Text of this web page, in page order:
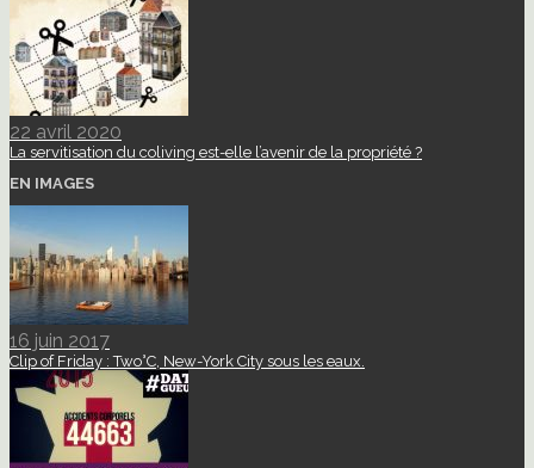
22 avril 2020
La servitisation du coliving est-elle l’avenir de la propriété ?
EN IMAGES
16 juin 2017
Clip of Friday : Two°C, New-York City sous les eaux.